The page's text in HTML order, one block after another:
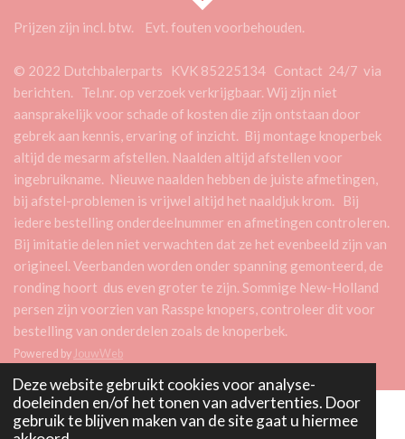
Deze website gebruikt cookies voor analyse-
doeleinden en/of het tonen van advertenties. Door
gebruik te blijven maken van de site gaat u hiermee
Prijzen zijn incl. btw. Evt. fouten voorbehouden.
© 2022 Dutchbalerparts KVK 85225134 Contact 24/7 via
berichten. Tel.nr. op verzoek verkrijgbaar. Wij zijn niet
aansprakelijk voor schade of kosten die zijn ontstaan door
gebrek aan kennis, ervaring of inzicht. Bij montage knoperbek
altijd de mesarm afstellen. Naalden altijd afstellen voor
ingebruikname. Nieuwe naalden hebben de juiste afmetingen,
bij afstel-problemen is vrijwel altijd het naaldjuk krom. Bij
iedere bestelling onderdeelnummer en afmetingen controleren.
Bij imitatie delen niet verwachten dat ze het evenbeeld zijn van
origineel. Veerbanden worden onder spanning gemonteerd, de
ronding hoort dus even groter te zijn. Sommige New-Holland
persen zijn voorzien van Rasspe knopers, controleer dit voor
bestelling van onderdelen zoals de knoperbek.
Powered byJouwWeb